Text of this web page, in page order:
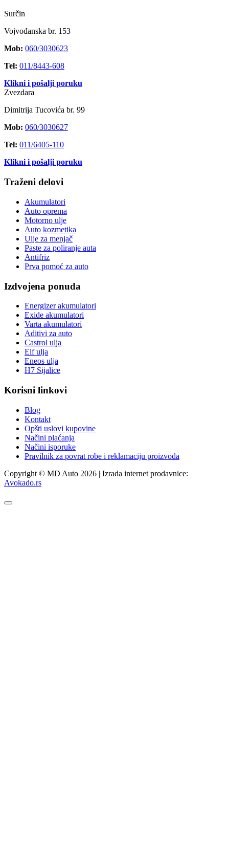
Surčin
Vojvođanska br. 153
Mob: 060/3030623
Tel: 011/8443-608
Klikni i pošalji poruku
Zvezdara
Dimitrija Tucovića br. 99
Mob: 060/3030627
Tel: 011/6405-110
Klikni i pošalji poruku
Traženi delovi
Akumulatori
Auto oprema
Motorno ulje
Auto kozmetika
Ulje za menjač
Paste za poliranje auta
Antifriz
Prva pomoć za auto
Izdvojena ponuda
Energizer akumulatori
Exide akumulatori
Varta akumulatori
Aditivi za auto
Castrol ulja
Elf ulja
Eneos ulja
H7 Sijalice
Korisni linkovi
Blog
Kontakt
Opšti uslovi kupovine
Načini plaćanja
Načini isporuke
Pravilnik za povrat robe i reklamaciju proizvoda
Copyright © MD Auto 2026 | Izrada internet prodavnice:
Avokado.rs